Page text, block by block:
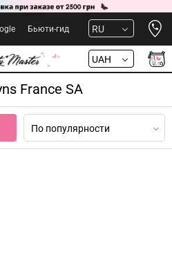
Бьюти-гид RU
UAH
France SA
По популярности